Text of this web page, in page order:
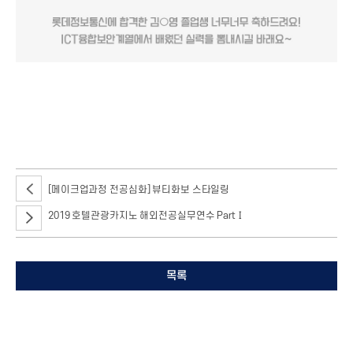
[메이크업과정 전공심화] 뷰티화보 스타일링
2019 호텔관광카지노 해외전공실무연수 PartⅠ
목록